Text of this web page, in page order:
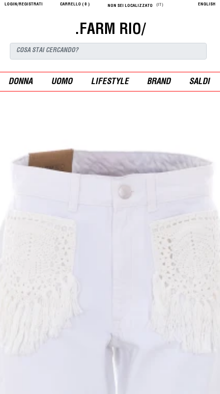
LOGIN/REGISTRATI CARRELLO ( 0 ) NON SEI LOCALIZZATO (IT) ENGLISH
.FARM RIO/
DONNA UOMO LIFESTYLE BRAND SALDI